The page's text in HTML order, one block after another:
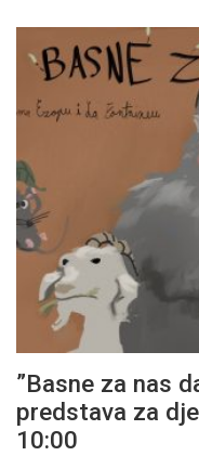
”Basne za nas
predstava za
10:00